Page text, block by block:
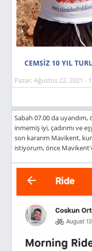
CEMSİZ 10 YIL
Pazar, Ağustos 22, 2021 -
Sabah 07.00 da
inmemiş iyi, çadırımı ve
son kararım Mavikent,
istiyorum, önce